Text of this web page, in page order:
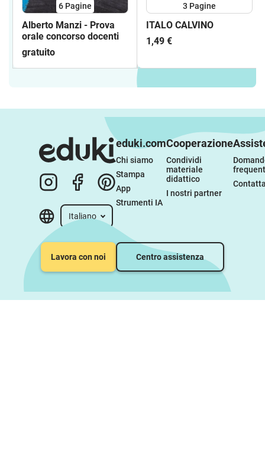
6 Pagine
Alberto Manzi - Prova
orale concorso docenti
gratuito
3 Pagine
ITALO CALVINO
1,49 €
Italiano
eduki.com
Chi siamo
Stampa
App
Strumenti IA
Cooperazione
Condividi
materiale
didattico
I nostri partner
Lavora con noi Centro assistenza